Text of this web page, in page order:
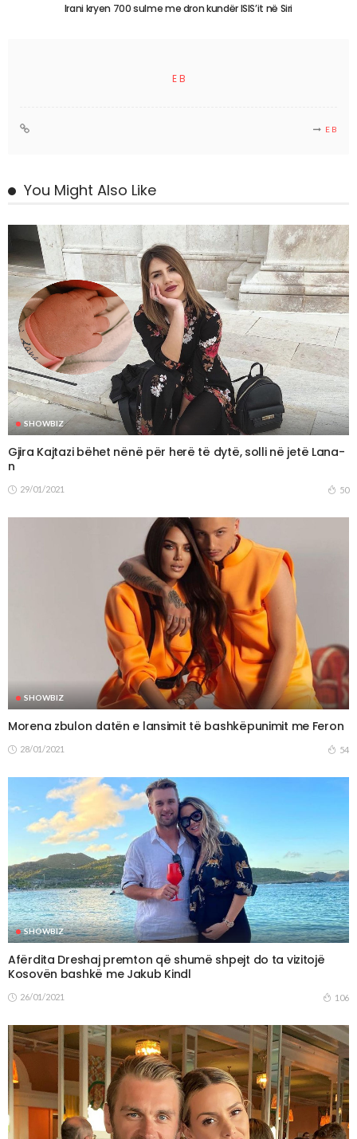
Irani kryen 700 sulme me dron kundër ISIS’it në Siri
E B
E B
You Might Also Like
SHOWBIZ
Gjira Kajtazi bëhet nënë për herë të dytë, solli në jetë Lana-
n
29/01/2021 50
SHOWBIZ
Morena zbulon datën e lansimit të bashkëpunimit me Feron
28/01/2021 54
SHOWBIZ
Afërdita Dreshaj premton që shumë shpejt do ta vizitojë
Kosovën bashkë me Jakub Kindl
26/01/2021 106